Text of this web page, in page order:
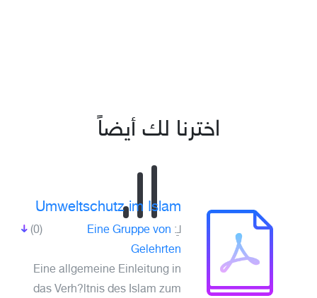
اخترنا لك أيضاً
Umweltschutz im Islam
(0) لـِ: Eine Gruppe von
Gelehrten
Eine allgemeine Einleitung in
das Verh?ltnis des Islam zum